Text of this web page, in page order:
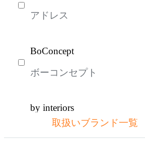
アドレス
BoConcept
ボーコンセプト
by interiors
バイインテリアズ
取扱いブランド一覧